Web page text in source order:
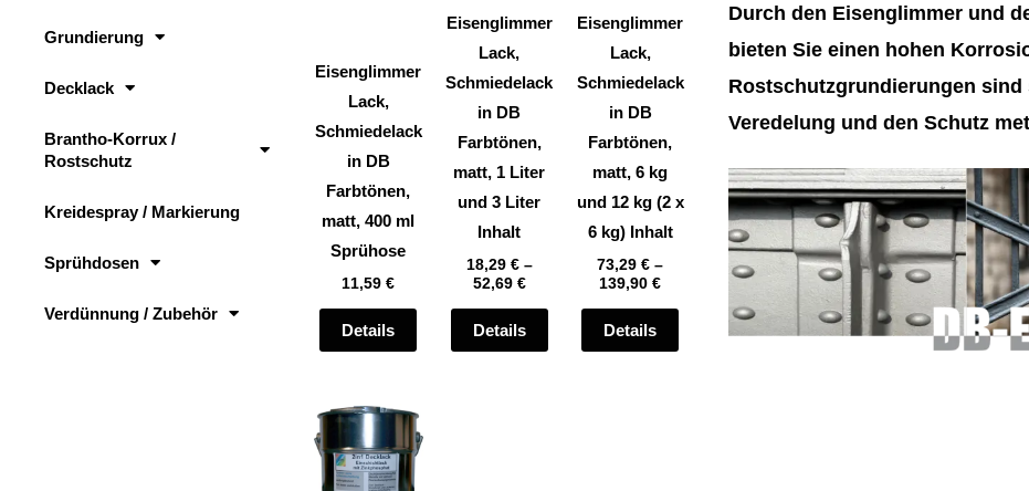
Grundierung
Decklack
Brantho-Korrux /
Rostschutz
Kreidespray / Markierung
Sprühdosen
Verdünnung / Zubehör
Eisenglimmer
Lack,
Schmiedelack
in DB
Farbtönen,
matt, 400 ml
Sprühose
11,59€
Details
Varianten
Die
Optionen
können
Produktseite
gewählt
Eisenglimmer
Lack,
Schmiedelack
in DB
Farbtönen,
matt, 1 Liter
und 3 Liter
Inhalt
18,29 €–
52,69 €
Details
Varianten
Die
Optionen
können
Produktseite
gewählt
werden
Eisenglimmer
Lack,
Schmiedelack
in DB
Farbtönen,
matt, 6 kg
und 12 kg (2 x
6 kg) Inhalt
73,29 € –
139,90 €
Details
Varianten
Die
der
Produktseite
Dieses
Produkt
Durch den Eisenglimmer und
bieten Sie einen hohen
Rostschutzgrundierungen
Veredelung und den Schutz